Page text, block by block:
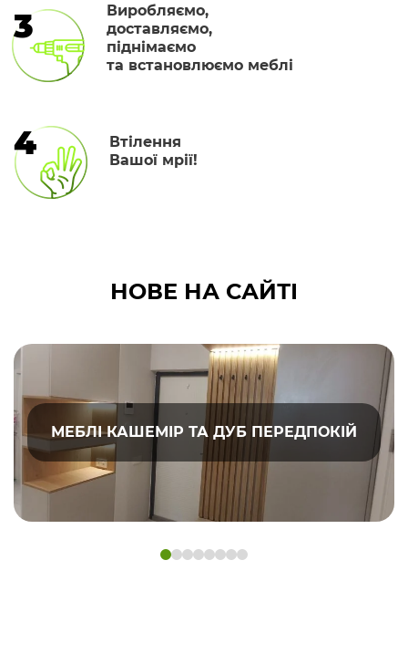
3
Виробляємо,
доставляємо,
піднімаємо
та встановлюємо меблі
4
Втілення
Вашої мрії!
НОВЕ НА САЙТІ
МЕБЛІ КАШЕМІР ТА ДУБ ПЕРЕДПОКІЙ